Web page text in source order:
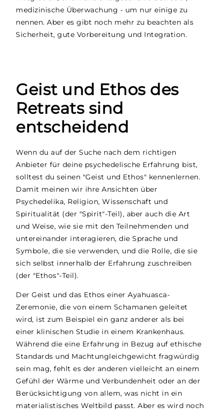
medizinische Überwachung - um nur einige zu
nennen. Aber es gibt noch mehr zu beachten als
Sicherheit, gute Vorbereitung und Integration.
Geist und Ethos des
Retreats sind
entscheidend
Wenn du auf der Suche nach dem richtigen
Anbieter für deine psychedelische Erfahrung bist,
solltest du seinen "Geist und Ethos" kennenlernen.
Damit meinen wir ihre Ansichten über
Psychedelika, Religion, Wissenschaft und
Spiritualität (der "Spirit"-Teil), aber auch die Art
und Weise, wie sie mit den Teilnehmenden und
untereinander interagieren, die Sprache und
Symbole, die sie verwenden, und die Rolle, die sie
sich selbst innerhalb der Erfahrung zuschreiben
(der "Ethos"-Teil).
Der Geist und das Ethos einer Ayahuasca-
Zeremonie, die von einem Schamanen geleitet
wird, ist zum Beispiel ein ganz anderer als bei
einer klinischen Studie in einem Krankenhaus.
Während die eine Erfahrung in Bezug auf ethische
Standards und Machtungleichgewicht fragwürdig
sein mag, fehlt es der anderen vielleicht an einem
Gefühl der Wärme und Verbundenheit oder an der
Berücksichtigung von allem, was nicht in ein
materialistisches Weltbild passt. Aber es wird noch